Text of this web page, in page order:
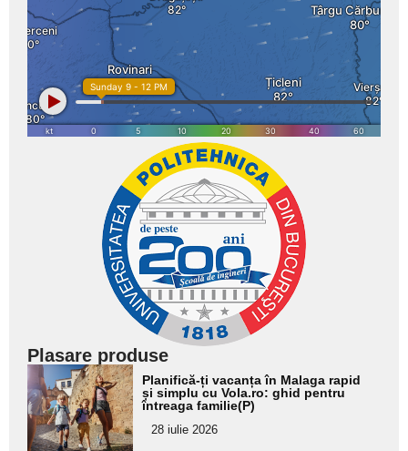
Plasare produse
Adaugă
aici textul
pentru
subtitlu
Planifică-ți vacanța în Malaga rapid
și simplu cu Vola.ro: ghid pentru
întreaga familie(P)
28 iulie 2026